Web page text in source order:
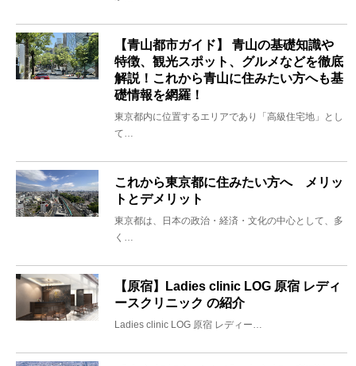
【青山都市ガイド】 青山の基礎知識や
特徴、観光スポット、グルメなどを徹底
解説！これから青山に住みたい方へも基
礎情報を網羅！
東京都内に位置するエリアであり「高級住宅地」とし
て…
これから東京都に住みたい方へ メリッ
トとデメリット
東京都は、日本の政治・経済・文化の中心として、多
く…
【原宿】Ladies clinic LOG 原宿 レディ
ースクリニック の紹介
Ladies clinic LOG 原宿 レディー…